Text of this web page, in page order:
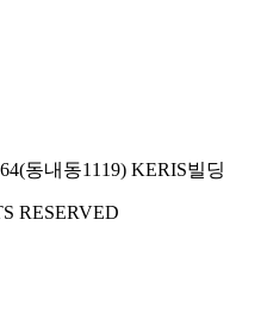
동내동1119) KERIS빌딩
RESERVED